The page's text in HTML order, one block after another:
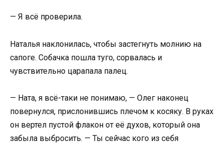
— Я всё проверила.
Наталья наклонилась, чтобы застегнуть молнию на
сапоге. Собачка пошла туго, сорвалась и
чувствительно царапала палец.
— Ната, я всё-таки не понимаю, — Олег наконец
повернулся, прислонившись плечом к косяку. В руках
он вертел пустой флакон от её духов, который она
забыла выбросить. — Ты сейчас кого из себя